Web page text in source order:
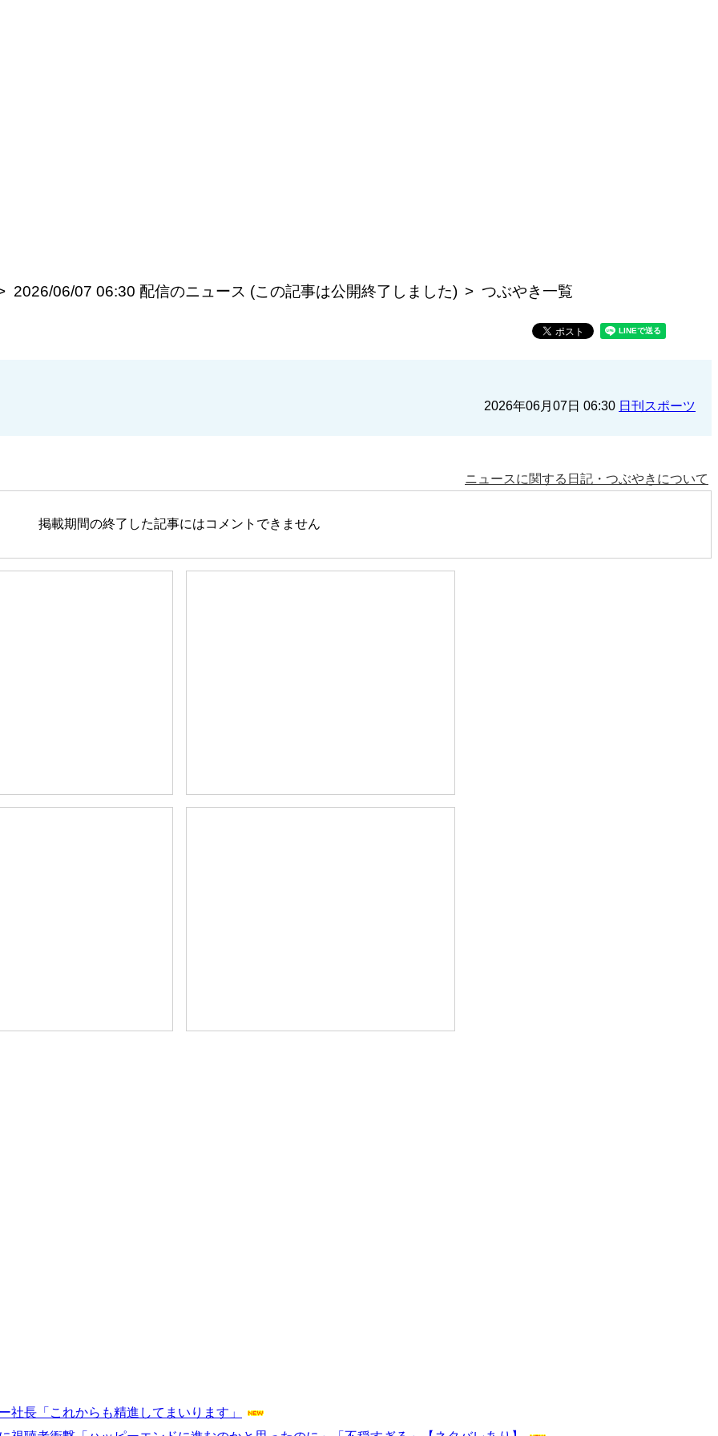
2026/06/07 06:30 配信のニュース (この記事は公開終了しました) つぶやき一覧
2026年06月07日 06:30 日刊スポーツ
ニュースに関する日記・つぶやきについて
掲載期間の終了した記事にはコメントできません
長「これからも精進してまいります」